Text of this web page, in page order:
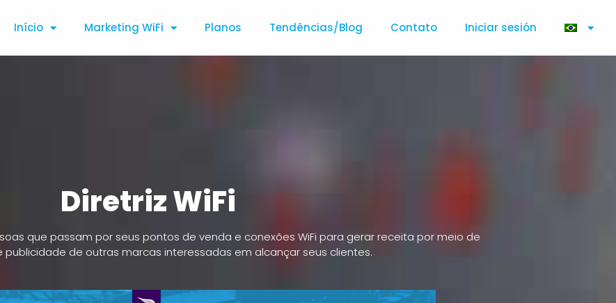
Início Marketing WiFi Planos Tendências/Blog Contato Iniciar sesión
Diretriz WiFi
que passam por seus pontos de venda e conexões WiFi para gerar receita por meio de
publicidade de outras marcas interessadas em alcançar seus clientes.